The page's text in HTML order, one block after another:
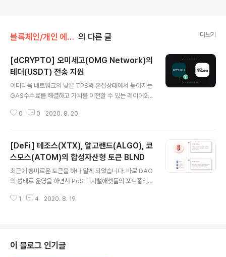
블록체인/개인 에세이(dCRYPTO) 의 다른 글 더보기
[dCRYPTO] 오미세고(OMG Network)의
테더(USDT) 전송 지원
이더리움 네트워크의 낮은 TPS와 혼잡상태에서 높아지는
GAS수수료를 해결하고 가치를 이전할 수 있는 레이어2
테더(USDT)의 저렴하고 빠른 전송을 지원하게 되었습니
MG Network 현재 OMG Network 메인넷 v1의 블록
익스플로러를 확인해보면 USDT의 발행 및 전송이 가능해
진 것을 확인하실 수 있습니다. 블록익스플로러 : https://
blockexplorer.mainnet.v1.omg.network/transact
0 0 2020. 8. 20.
[DeFi] 테조스(XTX), 알고랜드(ALGO), 코
스모스(ATOM)의 합성자산형 토큰 BLND
최근에 흥미로운 토큰을 하나 알게 되었습니다. 바로 DAO
의 형태로 운영을 하면서 PoS 디지털애셋들의 포트폴리오
BLND입니다. 개인적으로 최근에 알고랜드의 투자 비중을
(2) 비교적 후발주자임에도 불구하고 다양한 파트너십을
통해 PoS 생태계에서 빠르게 연결되고 성장하고 있다는
1 4 2020. 8. 19.
이 블로그 인기글